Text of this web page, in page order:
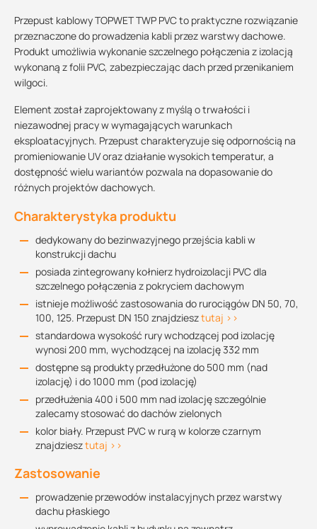
Przepust kablowy TOPWET TWP PVC to praktyczne rozwiązanie
przeznaczone do prowadzenia kabli przez warstwy dachowe.
Produkt umożliwia wykonanie szczelnego połączenia z izolacją
wykonaną z folii PVC, zabezpieczając dach przed przenikaniem
wilgoci.
Element został zaprojektowany z myślą o trwałości i
niezawodnej pracy w wymagających warunkach
eksploatacyjnych. Przepust charakteryzuje się odpornością na
promieniowanie UV oraz działanie wysokich temperatur, a
dostępność wielu wariantów pozwala na dopasowanie do
różnych projektów dachowych.
Charakterystyka produktu
dedykowany do bezinwazyjnego przejścia kabli w
konstrukcji dachu
posiada zintegrowany kołnierz hydroizolacji PVC dla
szczelnego połączenia z pokryciem dachowym
istnieje możliwość zastosowania do rurociągów DN 50, 70,
100, 125. Przepust DN 150 znajdziesztutaj >>
standardowa wysokość rury wchodzącej pod izolację
wynosi 200 mm, wychodzącej na izolację 332 mm
dostępne są produkty przedłużone do 500 mm (nad
izolację) i do 1000 mm (pod izolację)
przedłużenia 400 i 500 mm nad izolację szczególnie
zalecamy stosować do dachów zielonych
kolor biały. Przepust PVC w rurą w kolorze czarnym
znajdziesztutaj >>
Zastosowanie
prowadzenie przewodów instalacyjnych przez warstwy
dachu płaskiego